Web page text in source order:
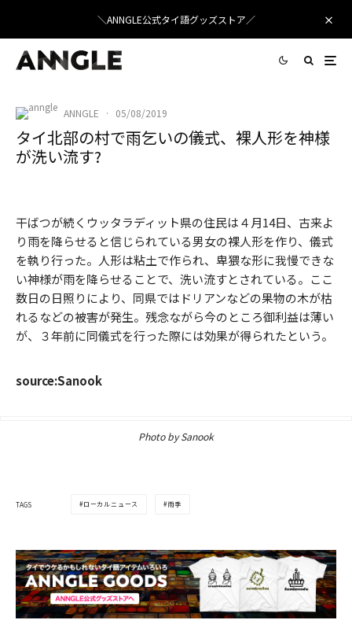
＼ANNGLE公式タイ語グッズストア／
ANNGLE · 05/08/2019
タイ北部の村で雨乞いの儀式、裸人形を神様
が洗い流す?
干ばつが続くウッタラディット県の住民は４月14日、古来よ
り雨を降らせると信じられている男女の裸人形を作り、儀式
を執り行った。人形は粘土で作られ、卑猥な形に我慢できな
い神様が雨を降らせることで、洗い流すとされている。ここ
数日の日照りにより、同県ではドリアンなどの果物の木が枯
れるなどの被害が発生。残念ながら今のところ御利益は薄い
が、３年前に同儀式を行った際には効果が得られたという。
source:Sanook
Photo by Sanook
TAGS ローカルニュース 雨季